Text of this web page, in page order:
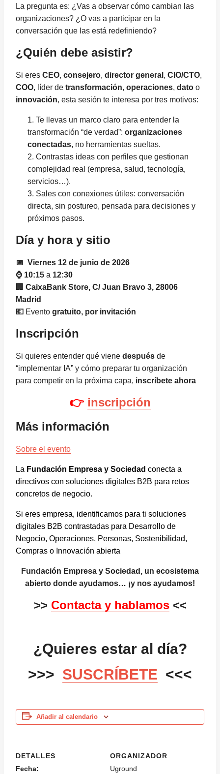
La pregunta es: ¿Vas a observar cómo cambian las
organizaciones? ¿O vas a participar en la
conversación que las está redefiniendo?
¿Quién debe asistir?
Si eres CEO, consejero, director general , CIO/CTO,
COO, líder de transformación, operaciones, dato o
innovación, esta sesión te interesa por tres motivos:
Te llevas un marco claro para entender la
transformación “de verdad”: organizaciones
conectadas, no herramientas sueltas.
Contrastas ideas con perfiles que gestionan
complejidad real (empresa, salud, tecnología,
servicios…).
Sales con conexiones útiles: conversación
directa, sin postureo, pensada para decisiones y
próximos pasos.
Día y hora y sitio
📅 Viernes 12 de junio de 2026
⌚ 10:15 a 12:30
🏢 CaixaBank Store, C/ Juan Bravo 3, 28006
Madrid
💶 Evento gratuito, por invitación
Inscripción
Si quieres entender qué viene después de
“implementar IA” y cómo preparar tu organización
para competir en la próxima capa, inscríbete ahora
👉 inscripción
Más información
Sobre el evento
La Fundación Empresa y Sociedad conecta a
directivos con soluciones digitales B2B para retos
concretos de negocio.
Si eres empresa, identificamos para ti soluciones
digitales B2B contrastadas para Desarrollo de
Negocio, Operaciones, Personas, Sostenibilidad,
Compras o Innovación abierta
Fundación Empresa y Sociedad, un ecosistema
abierto donde ayudamos… ¡y nos ayudamos!
>> Contacta y hablamos<<
¿Quieres estar al día?
>>> SUSCRÍBETE <<<
Añadir al calendario
DETALLES
Fecha:
ORGANIZADOR
Uground